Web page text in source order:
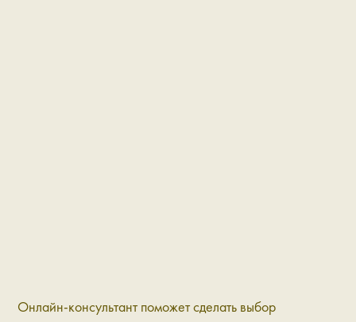
Онлайн-консультант поможет сделать выбор